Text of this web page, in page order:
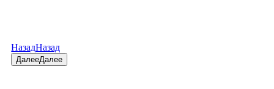
НазадНазад
ДалееДалее